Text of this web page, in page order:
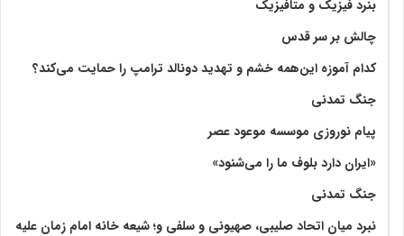
بنرد فیزیک و متافیزیک
چالش بر سر قدس
کدام آموزه این‌همه خشم و تهدید دونالد ترامپ را حمایت می‌کند؟
جنگ تمدنی
پیام نوروزی موسسه موعود عصر
«ایران دارد بلوف ما را می‌شنود»
جنگ تمدنی
نبرد میان اتحاد صلیبی، صهیونی و سلفی و؛ شیعه خانه امام زمان علیه